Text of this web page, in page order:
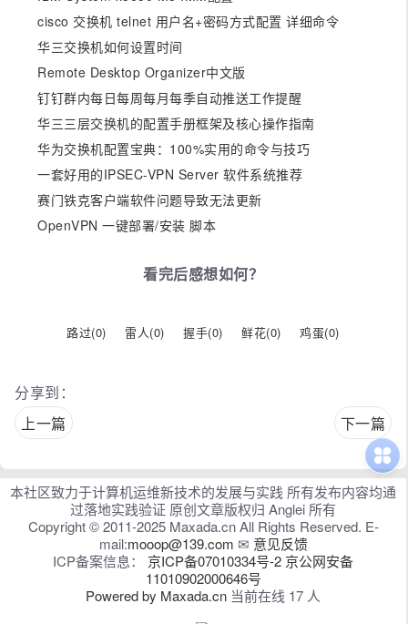
cisco 交换机 telnet 用户名+密码方式配置 详细命令
华三交换机如何设置时间
Remote Desktop Organizer中文版
钉钉群内每日每周每月每季自动推送工作提醒
华三三层交换机的配置手册框架及核心操作指南
华为交换机配置宝典：100%实用的命令与技巧
一套好用的IPSEC-VPN Server 软件系统推荐
赛门铁克客户端软件问题导致无法更新
OpenVPN 一键部署/安装 脚本
看完后感想如何？
路过(0) 雷人(0) 握手(0) 鲜花(0) 鸡蛋(0)
分享到：
上一篇
下一篇
本社区致力于计算机运维新技术的发展与实践 所有发布内容均通
过落地实践验证 原创文章版权归 Anglei 所有
Copyright © 2011-2025 Maxada.cn All Rights Reserved. E-
mail:mooop@139.com ✉ 意见反馈
ICP备案信息：
京ICP备07010334号-2 京公网安备
11010902000646号
Powered by Maxada.cn 当前在线 17 人